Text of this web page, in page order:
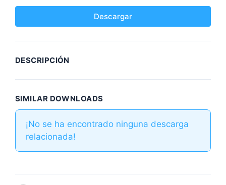
Descargar
DESCRIPCIÓN
SIMILAR DOWNLOADS
¡No se ha encontrado ninguna descarga
relacionada!